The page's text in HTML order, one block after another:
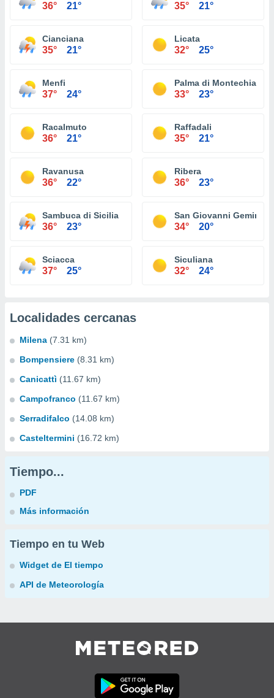
36° 21° 35° 21°
Cianciana
35° 21°
Licata
32° 25°
Menfi
37° 24°
Palma di Montechiaro
33° 23°
Racalmuto
36° 21°
Raffadali
35° 21°
Ravanusa
36° 22°
Ribera
36° 23°
Sambuca di Sicilia
36° 23°
San Giovanni Gemini
34° 20°
Sciacca
37° 25°
Siculiana
32° 24°
Localidades cercanas
Milena (7.31 km)
Bompensiere (8.31 km)
Canicattì (11.67 km)
Campofranco (11.67 km)
Serradifalco (14.08 km)
Casteltermini (16.72 km)
Tiempo...
PDF
Más información
Tiempo en tu Web
Widget de El tiempo
API de Meteorología